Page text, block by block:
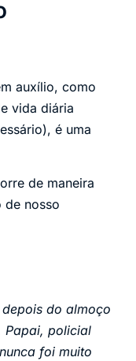
auxílio, como
vida diária
é uma
de maneira
de nosso
do almoço
Papai, policial
foi muito